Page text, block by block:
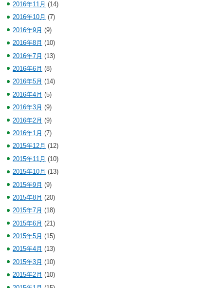
2016年11月 (14)
2016年10月 (7)
2016年9月 (9)
2016年8月 (10)
2016年7月 (13)
2016年6月 (8)
2016年5月 (14)
2016年4月 (5)
2016年3月 (9)
2016年2月 (9)
2016年1月 (7)
2015年12月 (12)
2015年11月 (10)
2015年10月 (13)
2015年9月 (9)
2015年8月 (20)
2015年7月 (18)
2015年6月 (21)
2015年5月 (15)
2015年4月 (13)
2015年3月 (10)
2015年2月 (10)